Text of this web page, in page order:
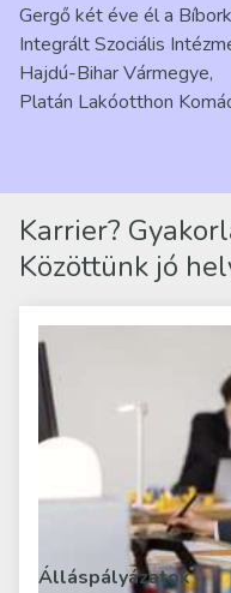
Ribárszky Gergő
Gergő két éve él a
Integrált Szociális
Hajdú-Bihar Vármegye,
Platán Lakóotthon
Karrier?
Közöttünk jó
Álláspályázatok